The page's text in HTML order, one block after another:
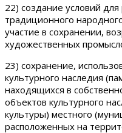
22) создание условий для
традиционного
участие в сохранении,
художественных
23) сохранение,
культурного наследия
находящихся в
объектов культурного
культуры) местного
расположенных на